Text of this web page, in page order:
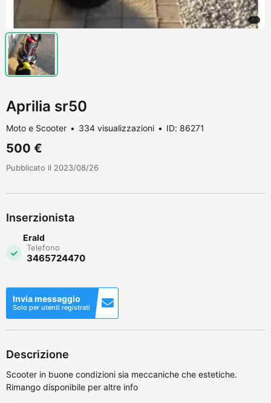
Aprilia sr50
Moto e Scooter 334 visualizzazioni ID: 86271
500 €
Pubblicato il 2023/08/26
Inserzionista
Erald
Telefono
3465724470
Invia messaggio
Solo per utenti registrati
Descrizione
Scooter in buone condizioni sia meccaniche che estetiche.
Rimango disponibile per altre info